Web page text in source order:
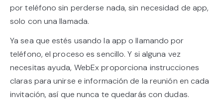
por teléfono sin perderse nada, sin necesidad de app,
solo con una llamada.
Ya sea que estés usando la app o llamando por
teléfono, el proceso es sencillo. Y si alguna vez
necesitas ayuda, WebEx proporciona instrucciones
claras para unirse e información de la reunión en cada
invitación, así que nunca te quedarás con dudas.